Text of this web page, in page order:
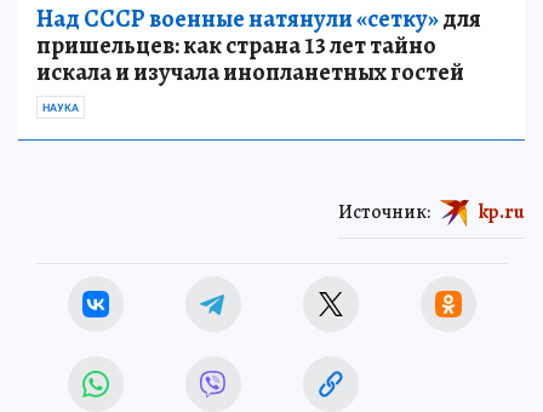
Над СССР военные натянули «сетку»для
пришельцев: как страна 13 лет тайно
искала и изучала инопланетных гостей
НАУКА
Источник: kp.ru